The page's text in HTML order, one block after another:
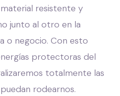
resistente y
junto al otro en la
o negocio. Con esto
protectoras del
totalmente las
rodearnos.